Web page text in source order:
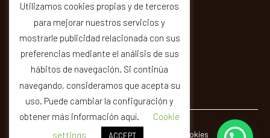
© REGAS · Legal Privacity Cookies Quality
Utilizamos cookies propias y de terceros
para mejorar nuestros servicios y
mostrarle publicidad relacionada con sus
preferencias mediante el análisis de sus
hábitos de navegación. Si continúa
navegando, consideramos que acepta su
uso. Puede cambiar la configuración y
obtener más información aquí.
Cookie
settings
ACCEPT